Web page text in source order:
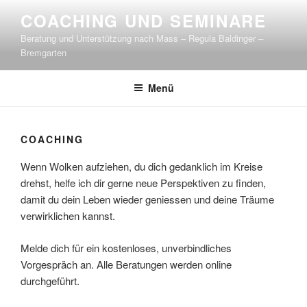
Inhalt
springen
COACHING UND SEMINARE
Beratung und Unterstützung nach Mass – Regula Baldinger –
Bremgarten
Menü
COACHING
Wenn Wolken aufziehen, du dich gedanklich im Kreise
drehst, helfe ich dir gerne neue Perspektiven zu finden,
damit du dein Leben wieder geniessen und deine Träume
verwirklichen kannst.
Melde dich für ein kostenloses, unverbindliches
Vorgespräch an. Alle Beratungen werden online
durchgeführt.